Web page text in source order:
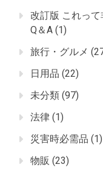
改訂版 これっ
Q＆A (1)
旅行・グルメ
日用品 (22)
未分類 (97)
法律 (1)
災害時必需品 (1)
物販 (23)